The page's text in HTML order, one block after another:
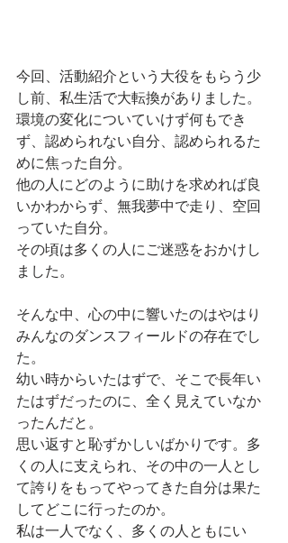
今回、活動紹介という大役をもらう少
し前、私生活で大転換がありました。
環境の変化についていけず何もでき
ず、認められない自分、認められるた
めに焦った自分。
他の人にどのように助けを求めれば良
いかわからず、無我夢中で走り、空回
っていた自分。
その頃は多くの人にご迷惑をおかけし
ました。
そんな中、心の中に響いたのはやはり
みんなのダンスフィールドの存在でし
た。
幼い時からいたはずで、そこで長年い
たはずだったのに、全く見えていなか
ったんだと。
思い返すと恥ずかしいばかりです。多
くの人に支えられ、その中の一人とし
て誇りをもってやってきた自分は果た
してどこに行ったのか。
私は一人でなく、多くの人ともにい